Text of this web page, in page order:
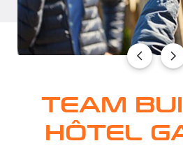
TEAM
HÔTEL